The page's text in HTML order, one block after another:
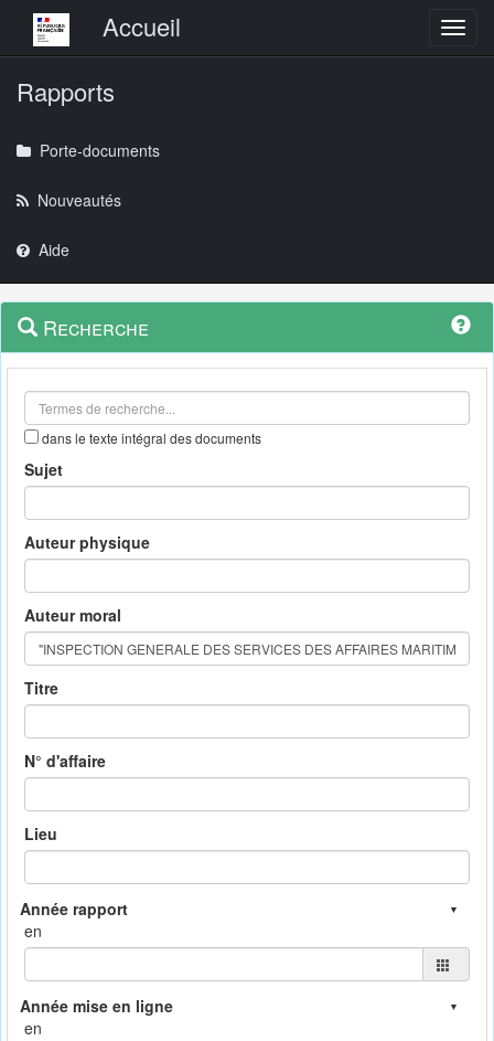
Menu principalAccueil
Rapports
Porte-documents
Nouveautés
Aide
Navigation
outils
Menu
contextuel
Recherche
dans le texte intégral des documents
Sujet
Auteur physique
Auteur moral
Titre
N° d'affaire
Lieu
en
en